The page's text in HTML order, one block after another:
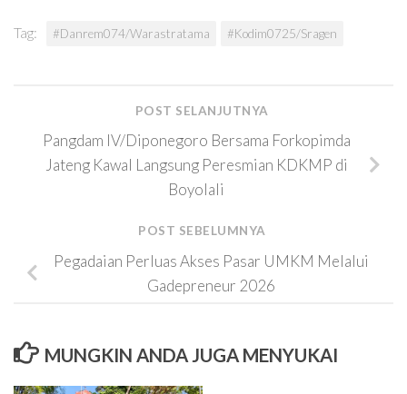
Tag: #Danrem074/Warastratama #Kodim0725/Sragen
POST SELANJUTNYA
Pangdam IV/Diponegoro Bersama Forkopimda
Jateng Kawal Langsung Peresmian KDKMP di
Boyolali
POST SEBELUMNYA
Pegadaian Perluas Akses Pasar UMKM Melalui
Gadepreneur 2026
MUNGKIN ANDA JUGA MENYUKAI